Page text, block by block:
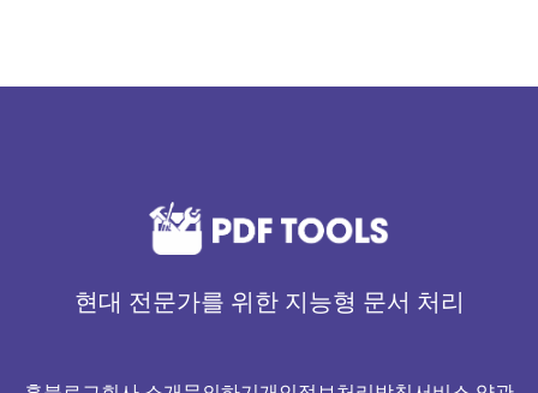
현대 전문가를 위한 지능형 문서 처리